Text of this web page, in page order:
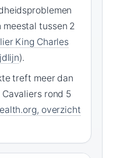
meestal tussen 2
King Charles
).
treft meer dan
rond 5
overzicht